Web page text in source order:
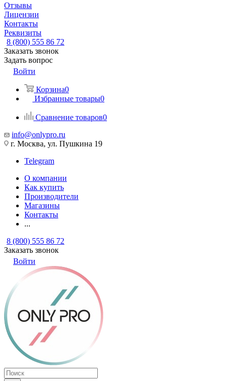
Отзывы
Лицензии
Контакты
Реквизиты
8 (800) 555 86 72
Заказать звонок
Задать вопрос
Войти
Корзина0
Избранные товары0
Сравнение товаров0
info@onlypro.ru
г. Москва, ул. Пушкина 19
Telegram
О компании
Как купить
Производители
Магазины
Контакты
...
8 (800) 555 86 72
Заказать звонок
Войти